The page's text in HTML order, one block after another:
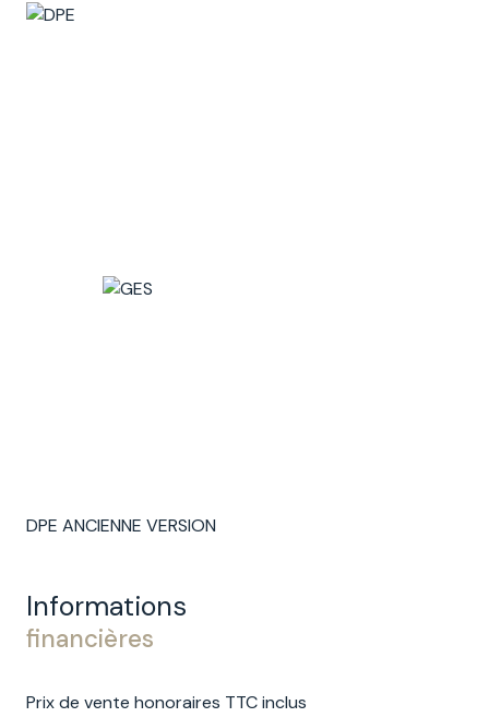
DPE ANCIENNE VERSION
Informations
financières
Prix de vente honoraires TTC inclus